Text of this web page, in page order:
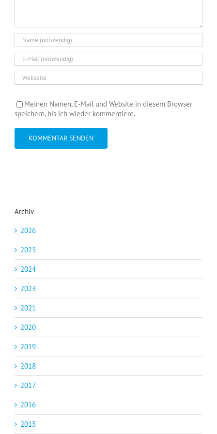
Meinen Namen, E-Mail und Website in diesem Browser
speichern, bis ich wieder kommentiere.
Archiv
2026
2025
2024
2023
2021
2020
2019
2018
2017
2016
2015